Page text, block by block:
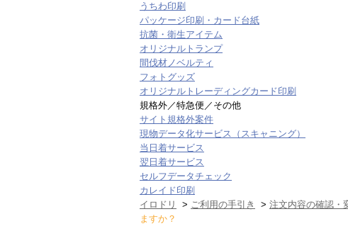
うちわ印刷
パッケージ印刷・カード台紙
抗菌・衛生アイテム
オリジナルトランプ
間伐材ノベルティ
フォトグッズ
オリジナルトレーディングカード印刷
規格外／特急便／その他
サイト規格外案件
現物データ化サービス（スキャニング）
当日着サービス
翌日着サービス
セルフデータチェック
カレイド印刷
イロドリ
> ご利用の手引き > 注文内容の確認・
ますか？